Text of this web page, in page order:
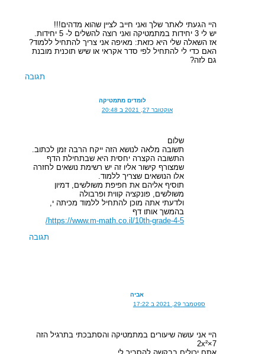
היי הגעתי לאתר שלך ואני חייב לציין שהוא מדהים!!!
יש לי 3 יחידות במתמטיקה ואני רוצה להשלים ל- 5 יחידות.
אז השאלה שלי היא כזאת: מאיפה אני צריך להתחיל ללמוד?
האם כדי לי להתחיל לפי סדר אקראי או שיש תוכנית מובנת
גם לזה?
תגובה
לומדים מתמטיקה
אוקטובר 27, 2021 ב 20:48
שלום
תשובה מלאה לנושא הזה ייקח הרבה זמן לכתוב.
התשובה הקצרה יחסית היא שבתחילת הדף
שמצורף קישור אליו זה יש רשימת נושאים לחזרה
אלו הנושאים שצריך ללמוד.
תוסיף אליהם את חפיפת משולשים, דמיון
משולשים, פונקציה קווית ופרבולה
ולדעתי אתה מוכן להתחיל ללמוד מכיתה י,
בהמשך אותו דף
https://www.m-math.co.il/10th-grade-4-5/
תגובה
אביה
ספטמבר 29, 2021 ב 17:22
היי אני עושה שיעורים במתמטיקה והסתבכתי בתרגיל הזה
2x²×7